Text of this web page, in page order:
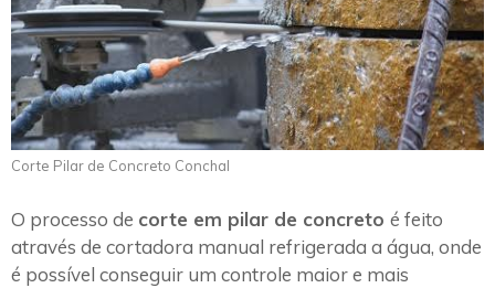
Corte Pilar de Concreto Conchal
O processo de corte em pilar de concreto é feito
através de cortadora manual refrigerada a água, onde
é possível conseguir um controle maior e mais